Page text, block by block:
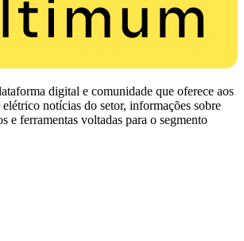
digital e comunidade que oferece aos
notícias do setor, informações sobre
e ferramentas voltadas para o segmento